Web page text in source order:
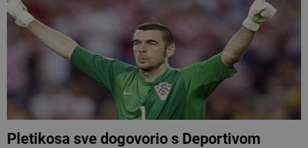
Pletikosa sve dogovorio s Deportivom